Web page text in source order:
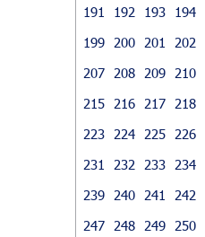
191
192 193 194
199
200 201 202
207
208 209 210
215
216 217 218
223
224 225 226
231
232 233 234
239
240 241 242
247
248 249 250